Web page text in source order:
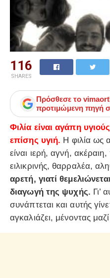
116
SHARES
Πρόσθεσε το
προτιμώμενη πηγή
Φιλία είναι αγάπη
επίσης υγιή. Η φιλία ως
είναι ιερή, αγνή,
ειλικρινής, θαρραλέα,
αρετή, γιατί
διαγωγή της ψυχής. Γι’
συνάπτεται και αυτής
αγκαλιάζει, μένοντας